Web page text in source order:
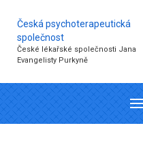
Česká psychoterapeutická
společnost
České lékařské společnosti Jana
Evangelisty Purkyně